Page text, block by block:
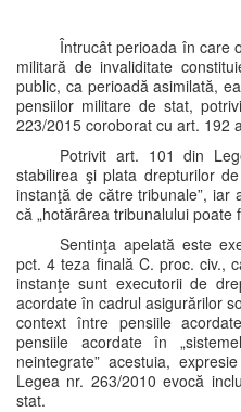
Întrucât perioada în care
militară de invaliditate
public, ca perioadă asimilată,
pensiilor militare de stat,
223/2015 coroborat cu art. 192
Potrivit art. 101 din
stabilirea şi plata drepturilor
instanţă de către tribunale”,
că „hotărârea tribunalului poate
Sentinţa apelată este
pct. 4 teza finală C. proc. civ.,
instanţe sunt executorii de
acordate în cadrul asigurărilor
context între pensiile
pensiile acordate în
neintegrate” acestuia,
Legea nr. 263/2010 evocă
stat.